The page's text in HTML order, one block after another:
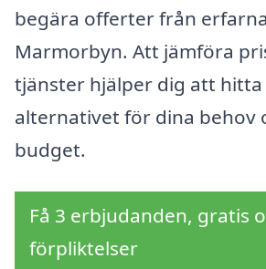
begära offerter från
Marmorbyn. Att jämföra
tjänster hjälper dig att hitta
alternativet för dina behov
budget.
Få 3 erbjudanden, gratis
förpliktelser